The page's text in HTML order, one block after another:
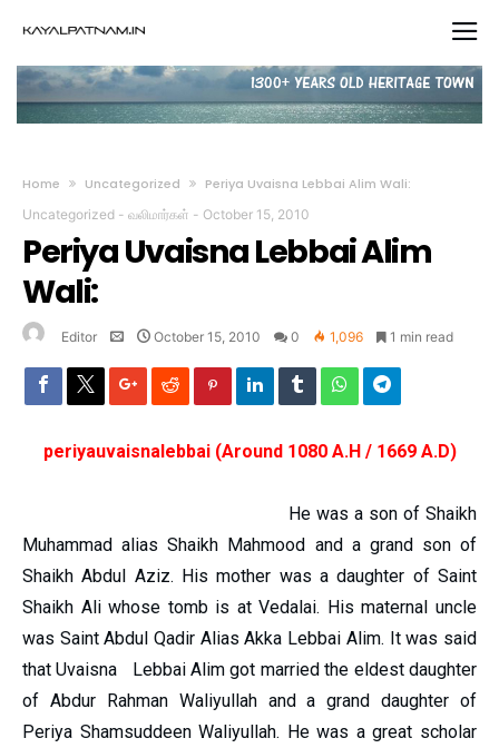
Home Uncategorized Periya Uvaisna Lebbai Alim Wali:
Uncategorized - வலிமார்கள் - October 15, 2010
Periya Uvaisna Lebbai Alim
Wali:
Editor October 15, 2010 0 1,096 1 min read
periyauvaisnalebbai (Around 1080 A.H / 1669 A.D)
He was a son of Shaikh
Muhammad alias Shaikh Mahmood and a grand son of
Shaikh Abdul Aziz. His mother was a daughter of Saint
Shaikh Ali whose tomb is at Vedalai. His maternal uncle
was Saint Abdul Qadir Alias Akka Lebbai Alim. It was said
that Uvaisna Lebbai Alim got married the eldest daughter
of Abdur Rahman Waliyullah and a grand daughter of
Periya Shamsuddeen Waliyullah. He was a great scholar